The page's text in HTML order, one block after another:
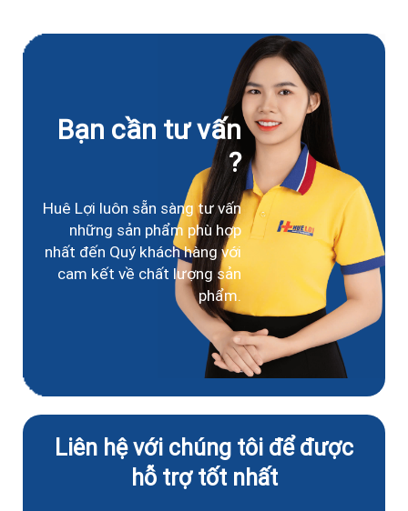
Bạn cần tư vấn
?
Huê Lợi luôn sẵn sàng tư vấn
những sản phẩm phù hợp
nhất đến Quý khách hàng với
cam kết về chất lượng sản
phẩm.
Liên hệ với chúng tôi để được
hỗ trợ tốt nhất